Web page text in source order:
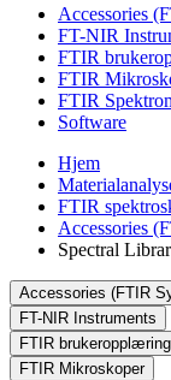
Accessories
FT-NIR
FTIR
FTIR
FTIR
Software
Hjem
FTIR
Accessories
Spectral
Accessories (FTIR
FT-NIR Instruments
FTIR brukeropplæring
FTIR Mikroskoper